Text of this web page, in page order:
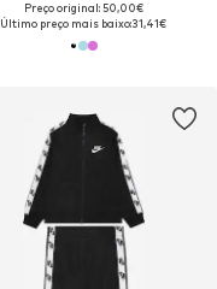
Preço original: 50,00€
Último preço mais baixo:31,41€